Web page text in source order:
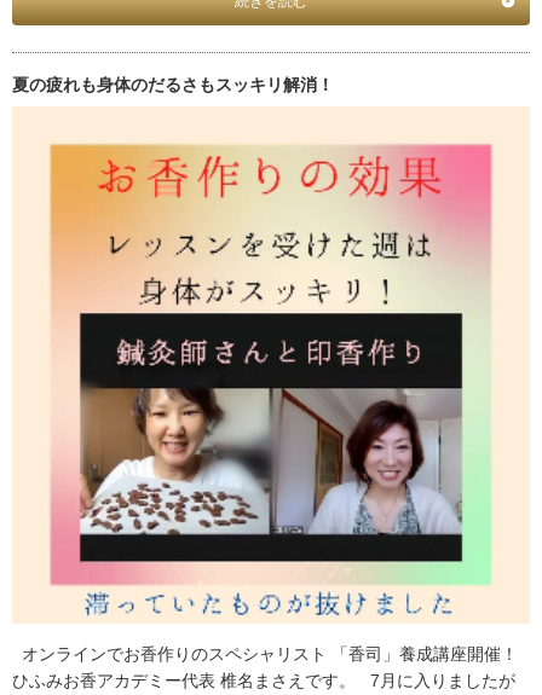
夏の疲れも身体のだるさもスッキリ解消！
オンラインでお香作りのスペシャリスト 「香司」養成講座開催！
ひふみお香アカデミー代表 椎名まさえです。 7月に入りましたが